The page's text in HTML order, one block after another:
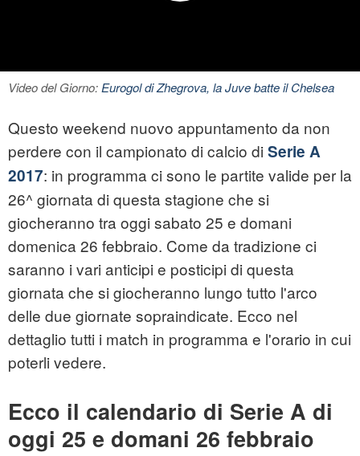
Video del Giorno:Eurogol di Zhegrova, la Juve batte il Chelsea
Questo weekend nuovo appuntamento da non
perdere con il campionato di calcio di Serie A
2017: in programma ci sono le partite valide per la
26^ giornata di questa stagione che si
giocheranno tra oggi sabato 25 e domani
domenica 26 febbraio. Come da tradizione ci
saranno i vari anticipi e posticipi di questa
giornata che si giocheranno lungo tutto l'arco
delle due giornate sopraindicate. Ecco nel
dettaglio tutti i match in programma e l'orario in cui
poterli vedere.
Ecco il calendario di Serie A di
oggi 25 e domani 26 febbraio